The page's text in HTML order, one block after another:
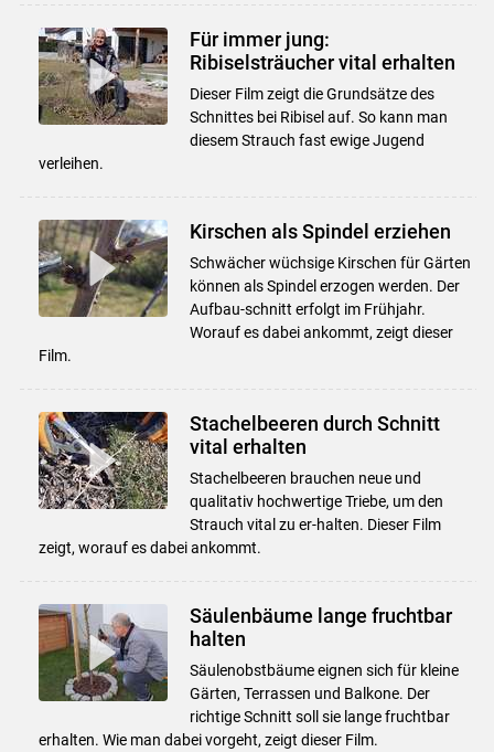
Für immer jung:
Ribiselsträucher vital erhalten
Dieser Film zeigt die Grundsätze des
Schnittes bei Ribisel auf. So kann man
diesem Strauch fast ewige Jugend
verleihen.
Kirschen als Spindel erziehen
Schwächer wüchsige Kirschen für Gärten
können als Spindel erzogen werden. Der
Aufbau-schnitt erfolgt im Frühjahr.
Worauf es dabei ankommt, zeigt dieser
Film.
Stachelbeeren durch Schnitt
vital erhalten
Stachelbeeren brauchen neue und
qualitativ hochwertige Triebe, um den
Strauch vital zu er-halten. Dieser Film
zeigt, worauf es dabei ankommt.
Säulenbäume lange fruchtbar
halten
Säulenobstbäume eignen sich für kleine
Gärten, Terrassen und Balkone. Der
richtige Schnitt soll sie lange fruchtbar
erhalten. Wie man dabei vorgeht, zeigt dieser Film.